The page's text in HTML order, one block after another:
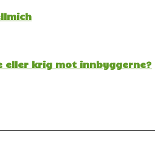
eller krig mot innbyggerne?